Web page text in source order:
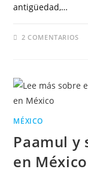
antigüedad,…
2 COMENTARIOS
MÉXICO
Paamul y
en México